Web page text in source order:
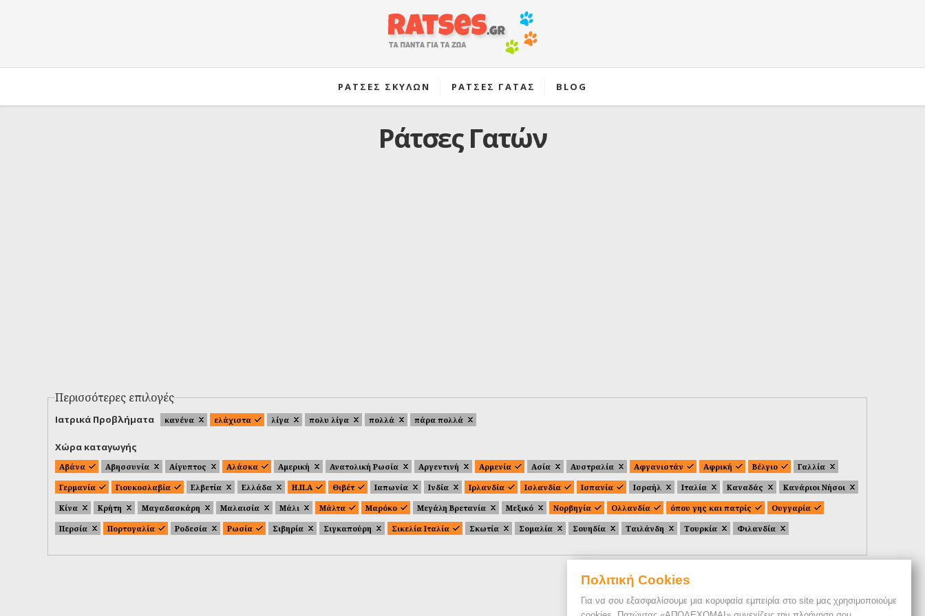
Πολιτική Cookies
Για να σου εξασφαλίσουμε μια κορυφαία εμπειρία στο site μας χρησιμοποιούμε
ΡΑΤΣΕΣ ΣΚΥΛΩΝ ΡΑΤΣΕΣ ΓΑΤΑΣ BLOG
Ράτσες Γατών
Περισσότερες επιλογές
Ιατρικά Προβλήματα κανένα ελάχιστα λίγα πολυ λίγα πολλά πάρα πολλά
Χώρα καταγωγής
Αβάνα Αβησσυνία Αίγυπτος Αλάσκα Αμερική Ανατολική Ρωσία Αργεντινή Αρμενία Ασία Αυστραλία Αφγανιστάν Αφρική Βέλγιο
Γαλλία
Γερμανία
Γιουκοσλαβία Ελβετία Ελλάδα Η.Π.Α Θιβέτ Ιαπωνία Ινδία Ιρλανδία Ισλανδία Ισπανία Ισραήλ Ιταλία Καναδάς
Κανάριοι Νήσοι
Κίνα
Κρήτη Μαγαδασκάρη Μαλαισία Μάλι Μάλτα Μαρόκο Μεγάλη Βρετανία Μεξικό Νορβηγία Ολλανδία όπου γης και πατρίς
Ουγγαρία
Περσία
Πορτογαλία Ροδεσία Ρωσία Σιβηρία Σιγκαπούρη Σικελία Ιταλία Σκωτία Σομαλία Σουηδία Ταιλάνδη Τουρκία Φιλανδία